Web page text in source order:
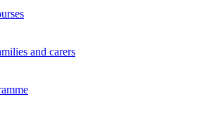
and carers